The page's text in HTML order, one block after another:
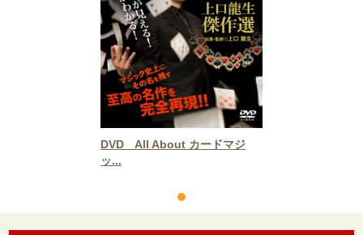
DVD All About カードマジ
ッ...